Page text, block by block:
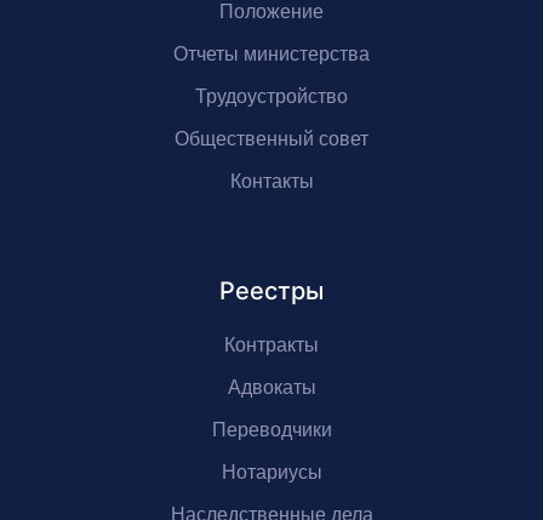
Положение
Отчеты министерства
Трудоустройство
Общественный совет
Контакты
Реестры
Контракты
Адвокаты
Переводчики
Нотариусы
Наследственные дела